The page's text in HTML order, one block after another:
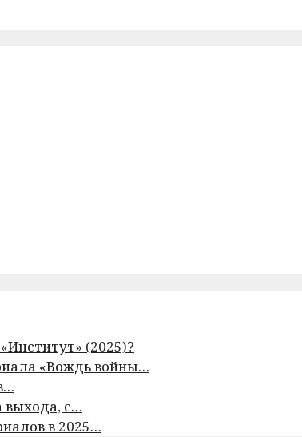
(2025)?
«Вождь войны…
выхода, с…
в 2025…